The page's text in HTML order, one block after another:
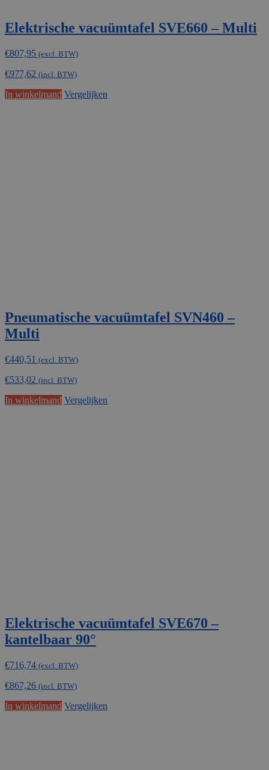
Elektrische vacuümtafel SVE660 – Multi
€807,95 (excl. BTW)
€977,62 (incl. BTW)
In winkelmand Vergelijken
Pneumatische vacuümtafel SVN460 –
Multi
€440,51 (excl. BTW)
€533,02 (incl. BTW)
In winkelmand Vergelijken
Elektrische vacuümtafel SVE670 –
kantelbaar 90°
€716,74 (excl. BTW)
€867,26 (incl. BTW)
In winkelmand Vergelijken